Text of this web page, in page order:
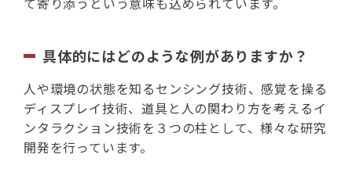
具体的にはどのような例がありますか？
人や環境の状態を知るセンシング技術、感覚を操る
ディスプレイ技術、道具と人の関わり方を考えるイ
ンタラクション技術を３つの柱として、様々な研究
開発を行っています。